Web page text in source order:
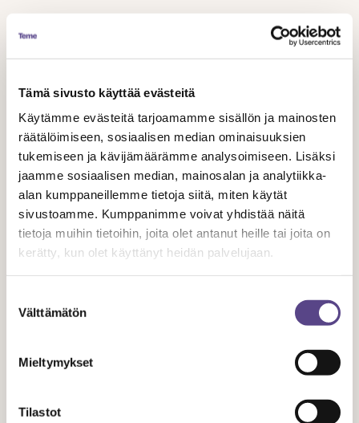
Tämä sivusto käyttää evästeitä
Käytämme evästeitä tarjoamamme sisällön ja mainosten
räätälöimiseen, sosiaalisen median ominaisuuksien
tukemiseen ja kävijämäärämme analysoimiseen. Lisäksi
jaamme sosiaalisen median, mainosalan ja analytiikka-
alan kumppaneillemme tietoja siitä, miten käytät
sivustoamme. Kumppanimme voivat yhdistää näitä
tietoja muihin tietoihin, joita olet antanut heille tai joita on
kerätty, kun olet käyttänyt heidän palvelujaan.
valinta
Välttämätön
Mieltymykset
Tilastot
Jaa artikkeli
Tilaa uutiskirje
Saat Temen ajankohtaiset asiat sähköpostiisi
kahdesti vuodessa.
NIMI
SÄHKÖPOSTIOSOITE